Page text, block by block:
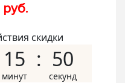
скидки
15 49